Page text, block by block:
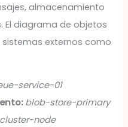
almacenamiento
El diagrama de objetos
externos como
service-01
blob-store-primary
node